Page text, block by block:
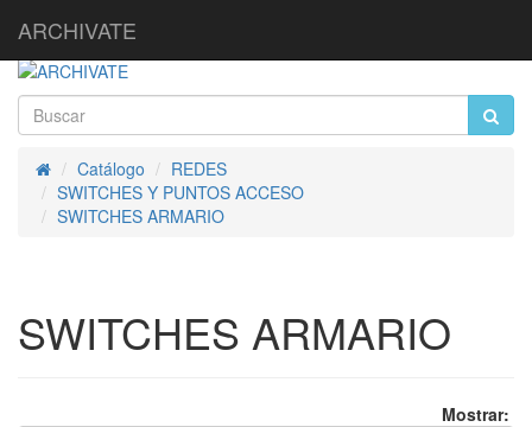
ARCHIVATE
InicioCatálogo
REDES
SWITCHES Y PUNTOS ACCESO
SWITCHES ARMARIO
SWITCHES ARMARIO
Mostrar: